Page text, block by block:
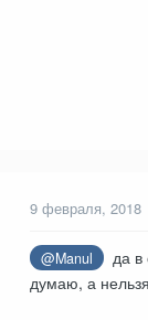
9 февраля, 2018
@Manul
да
думаю, а